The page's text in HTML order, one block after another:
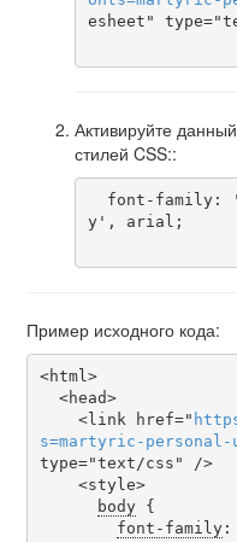
esheet"
Активируйте
стилей CSS::
y', arial;
Пример исходного кода:
<html>
    <link href="
s=martyric-personal-
type="text/css" />
body {
font-family: